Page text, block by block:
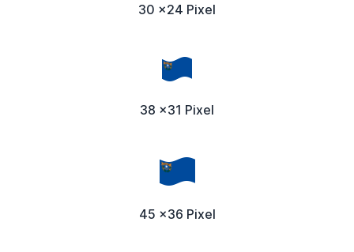
30 x24 Pixel
38 x31 Pixel
45 x36 Pixel